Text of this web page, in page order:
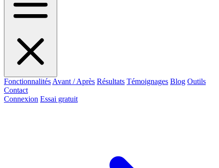
Fonctionnalités Avant / Après Résultats Témoignages Blog Outils
Contact
Connexion Essai gratuit